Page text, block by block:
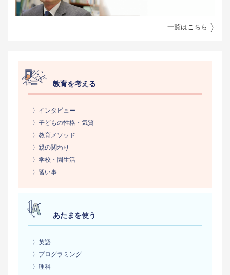
一覧はこちら
教育を考える
〉インタビュー
〉子どもの性格・気質
〉教育メソッド
〉親の関わり
〉学校・園生活
〉習い事
あたまを使う
〉英語
〉プログラミング
〉理科